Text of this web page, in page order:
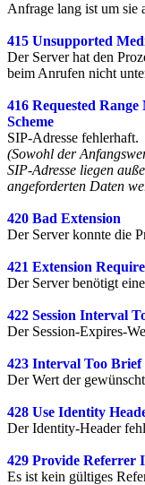
Anfrage lang ist um sie
415 Unsupported
Der Server hat den
beim Anrufen nicht
416 Requested
Scheme
SIP-Adresse fehlerhaft.
(Sowohl der
SIP-Adresse liegen
angeforderten Daten
420 Bad Extension
Der Server konnte die
421 Extension
Der Server benötigt
422 Session Interval
Der Session-Expires-
423 Interval Too Brief
Der Wert der
428 Use Identity
Der Identity-Header
429 Provide Referrer
Es ist kein gültiges